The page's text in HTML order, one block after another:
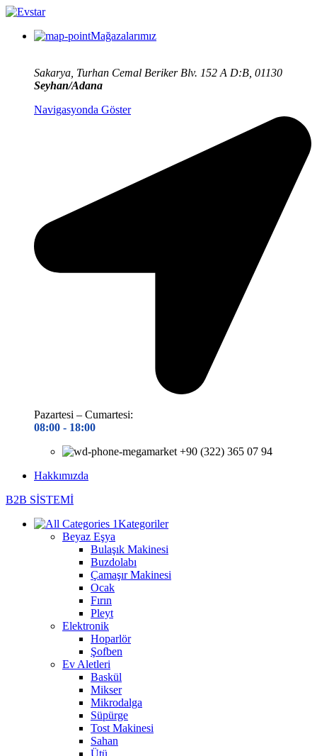
Mağazalarımız
Sakarya, Turhan Cemal Beriker Blv. 152 A D:B, 01130
Seyhan/Adana
Navigasyonda Göster
Pazartesi – Cumartesi:
08:00 - 18:00
+90 (322) 365 07 94
Hakkımızda
B2B SİSTEMİ
Kategoriler
Beyaz Eşya
Bulaşık Makinesi
Buzdolabı
Çamaşır Makinesi
Ocak
Fırın
Pleyt
Elektronik
Hoparlör
Şofben
Ev Aletleri
Baskül
Mikser
Mikrodalga
Süpürge
Tost Makinesi
Sahan
Ütü